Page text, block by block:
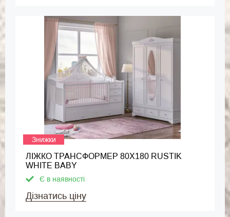
Знижки
ЛІЖКО ТРАНСФОРМЕР 80Х180 RUSTIK
WHITE BABY
Є в наявності
Дізнатись ціну